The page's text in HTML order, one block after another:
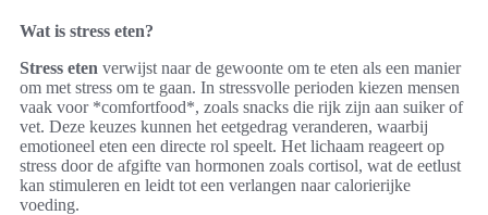
Wat is stress eten?
Stress eten verwijst naar de gewoonte om te eten als een manier
om met stress om te gaan. In stressvolle perioden kiezen mensen
vaak voor *comfortfood*, zoals snacks die rijk zijn aan suiker of
vet. Deze keuzes kunnen het eetgedrag veranderen, waarbij
emotioneel eten een directe rol speelt. Het lichaam reageert op
stress door de afgifte van hormonen zoals cortisol, wat de eetlust
kan stimuleren en leidt tot een verlangen naar calorierijke
voeding.